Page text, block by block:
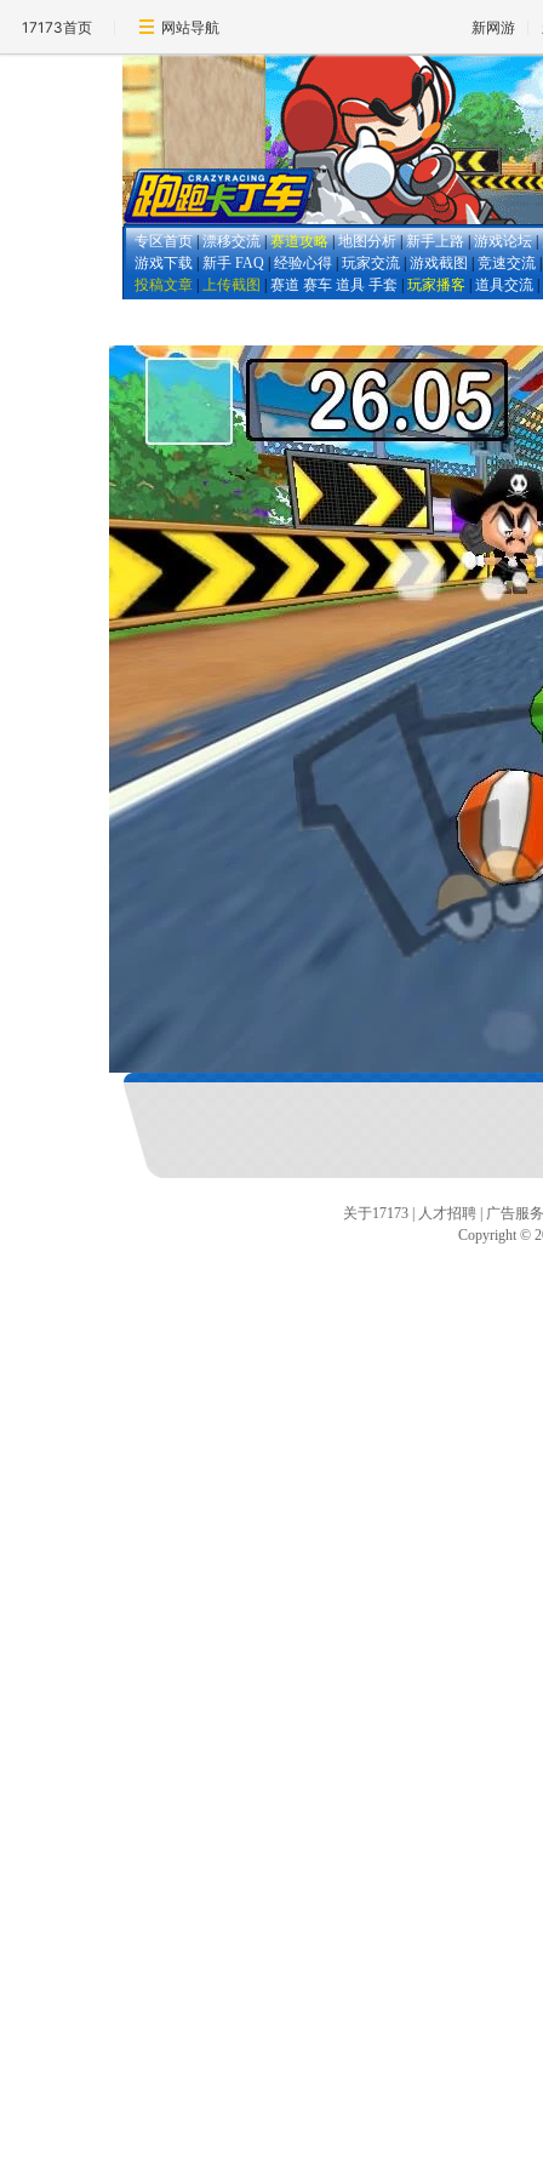
17173首页 网站导航 新网游
专区首页|漂移交流|赛道攻略|地图分析|新手上路|游戏论坛|
游戏下载 |新手 FAQ |经验心得 |玩家交流 |游戏截图 |竞速交流
投稿文章 |上传截图 |赛道 赛车 道具 手套 |玩家播客 |道具交流
关于17173 人才招聘
广告服务
Copyright ©